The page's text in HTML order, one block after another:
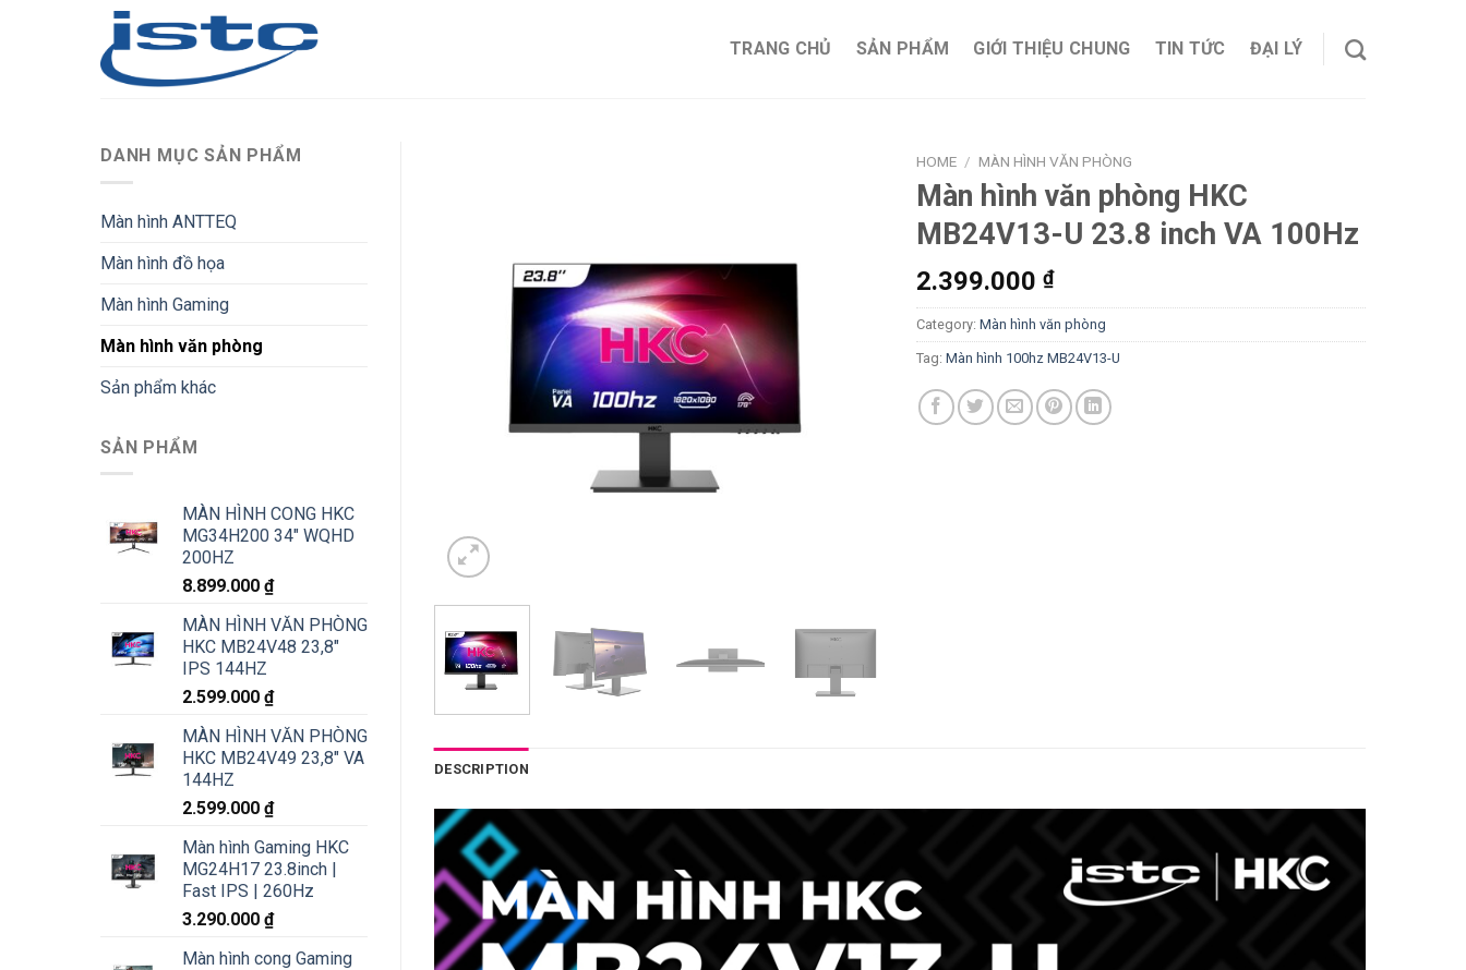
TRANG CHỦ SẢN PHẨM GIỚI THIỆU CHUNG TIN TỨC ĐẠI LÝ
DANH MỤC SẢN PHẨM
Màn hình ANTTEQ
Màn hình đồ họa
Màn hình Gaming
Màn hình văn phòng
Sản phẩm khác
SẢN PHẨM
MÀN HÌNH CONG HKC
MG34H200 34" WQHD
200HZ
8.899.000 ₫
MÀN HÌNH VĂN PHÒNG
HKC MB24V48 23,8"
IPS 144HZ
2.599.000 ₫
MÀN HÌNH VĂN PHÒNG
HKC MB24V49 23,8" VA
144HZ
2.599.000 ₫
Màn hình Gaming HKC
MG24H17 23.8inch |
Fast IPS | 260Hz
3.290.000 ₫
Màn hình cong Gaming
HOME / MÀN HÌNH VĂN PHÒNG
Màn hình văn phòng HKC
MB24V13-U 23.8 inch VA 100Hz
2.399.000 ₫
Category: Màn hình văn phòng
Tag: Màn hình 100hz MB24V13-U
DESCRIPTION